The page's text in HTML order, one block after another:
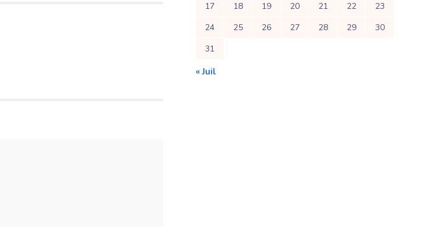
17
18 19 20 21 22
23
24
25 26 27 28 29
30
31
« Juil